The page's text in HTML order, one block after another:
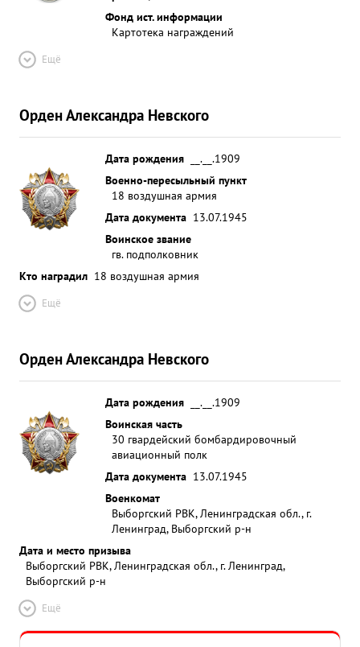
летчиков. Умеет организаци онно обеспечить свое
решение и настойчиво провести его в жизнь.
морально устойчив опленный боевой опыт умело
состава пользуется деловым авторитетом. Делу
партии ЛЕНИНА-СТАЛИНА и Соци алисти ческой
Фонд ист. информации
Картотека награждений
Ещё
Орден Александра Невского
Дата рождения
__.__.1909
Военно-пересыльный пункт
18 воздушная армия
Дата документа 13.07.1945
Воинское звание
гв. подполковник
Кто наградил 18 воздушная армия
Ещё
Орден Александра Невского
Дата рождения
__.__.1909
Воинская часть
30 гвардейский бомбардировочный
авиационный полк
Дата документа 13.07.1945
Военкомат
Выборгский РВК, Ленинградская обл., г.
Ленинград, Выборгский р-н
Дата и место призыва
Выборгский РВК, Ленинградская обл., г. Ленинград,
Выборгский р-н
Ещё